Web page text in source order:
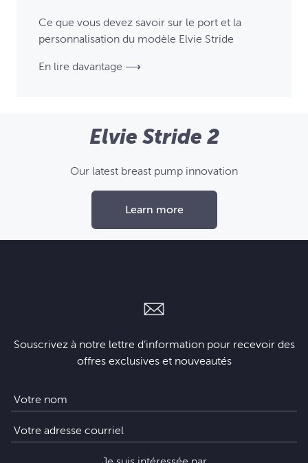
Ce que vous devez savoir sur le port et la
personnalisation du modèle Elvie Stride
En lire davantage ⟶
Elvie Stride 2
Our latest breast pump innovation
Learn more
Souscrivez à notre lettre d’information pour recevoir des
offres exclusives et nouveautés